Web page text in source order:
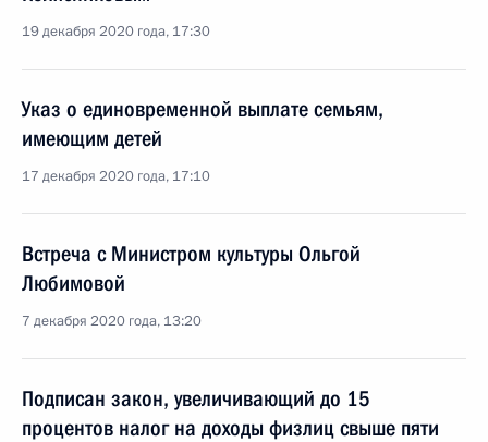
19 декабря 2020 года, 17:30
Указ о единовременной выплате семьям,
имеющим детей
17 декабря 2020 года, 17:10
Встреча с Министром культуры Ольгой
Любимовой
7 декабря 2020 года, 13:20
Подписан закон, увеличивающий до 15
процентов налог на доходы физлиц свыше пяти